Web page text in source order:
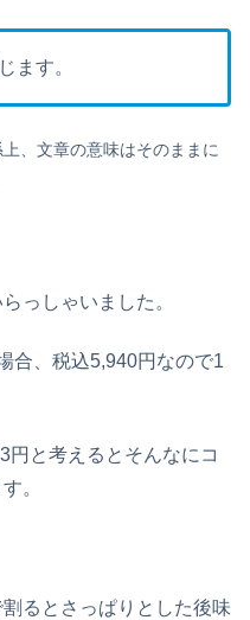
ます。
、文章の意味はそのままに
っしゃいました。
合、税込5,940円なので1
円と考えるとそんなにコ
。
るとさっぱりとした後味